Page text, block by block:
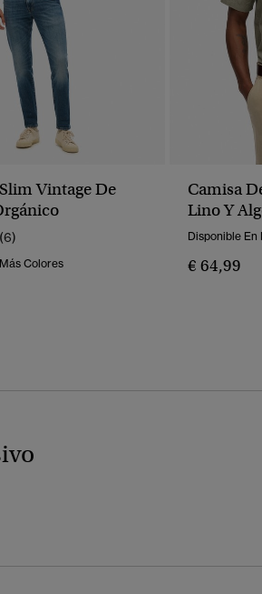
Vintage De
(6)
Colores
Camisa
Lino Y
Disponible En
€ 64,99